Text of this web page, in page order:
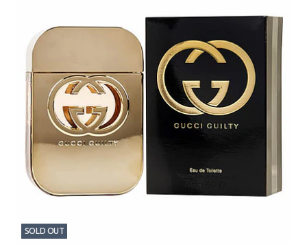
SOLD OUT